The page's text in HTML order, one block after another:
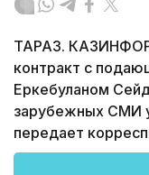
ТАРАЗ.
контракт с
Еркебуланом
зарубежных СМИ
передает